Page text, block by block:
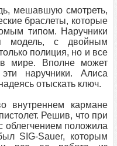
мешавшую смотреть,
браслеты, которые
типом. Наручники
модель, с двойным
полиция, но и все
в мире. Вполне может
наручники. Алиса
отыскать ключ.
внутреннем кармане
Решив, что при
облегчением положила
SIG-Sauer, которым